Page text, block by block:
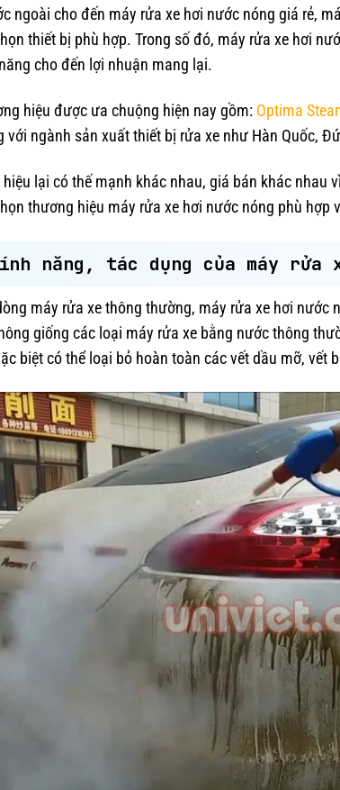
ngoài cho đến máy rửa xe hơi nước nóng giá rẻ,
thiết bị phù hợp. Trong số đó, máy rửa xe hơi
cho đến lợi nhuận mang lại.
hiệu được ưa chuộng hiện nay gồm: Optima
với ngành sản xuất thiết bị rửa xe như Hàn Quốc,
lại có thế mạnh khác nhau, giá bán khác nhau
thương hiệu máy rửa xe hơi nước nóng phù hợp
năng, tác dụng của máy rửa
máy rửa xe thông thường, máy rửa xe hơi nước
giống các loại máy rửa xe bằng nước thông
biệt có thể loại bỏ hoàn toàn các vết dầu mỡ, vết